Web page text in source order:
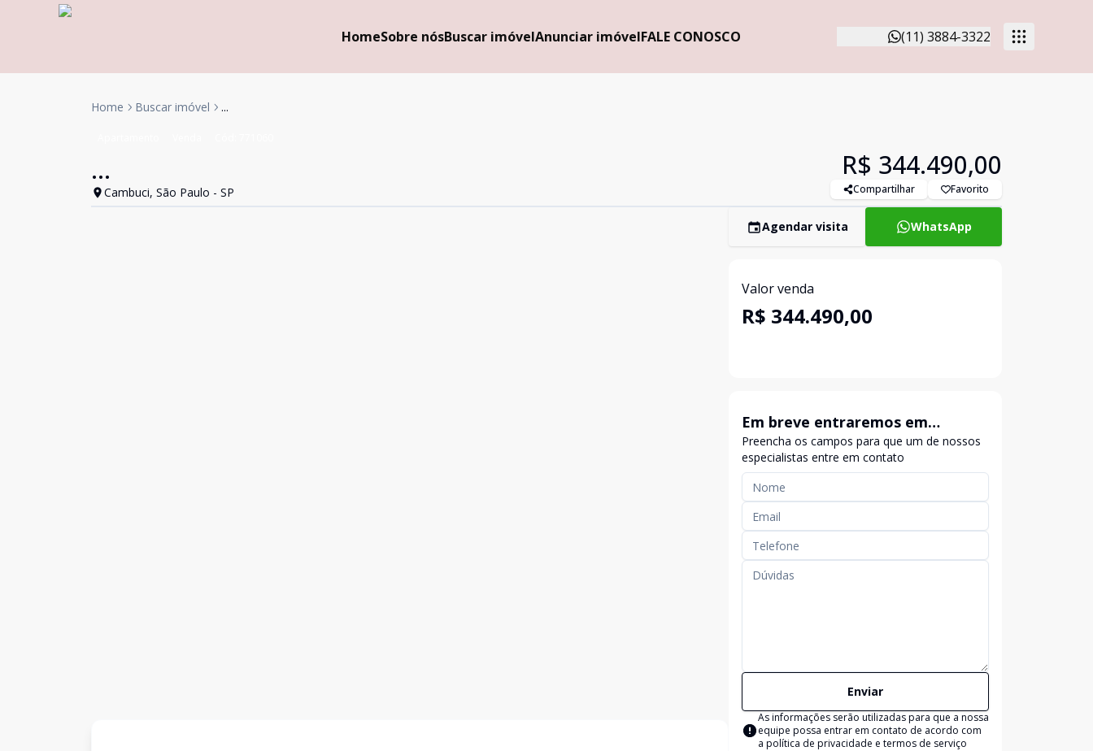
HomeSobre nósBuscar imóvelAnunciar imóvelFALE CONOSCO (11) 3884-3322
Home Buscar imóvel ...
...
Cambuci, São Paulo - SP
R$ 344.490,00
Compartilhar Favorito
Agendar visita WhatsApp
Valor venda
R$ 344.490,00
Em breve entraremos em
contato
Preencha os campos para que um de nossos
especialistas entre em contato
Enviar
As informações serão utilizadas para que a nossa
equipe possa entrar em contato de acordo com
a política de privacidade e termos de serviço